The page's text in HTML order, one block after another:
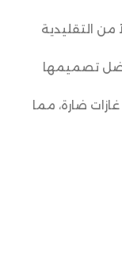
من التقليدية
تصميمها
ضارة، مما